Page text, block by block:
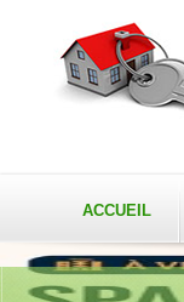
ACCUEIL